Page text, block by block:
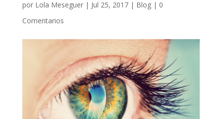
por Lola Meseguer| Jul 25, 2017| Blog| 0
Comentarios